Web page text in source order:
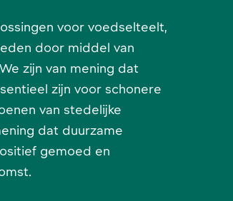
voor voedselteelt,
door middel van
zijn van mening dat
zijn voor schonere
van stedelijke
dat duurzame
gemoed en